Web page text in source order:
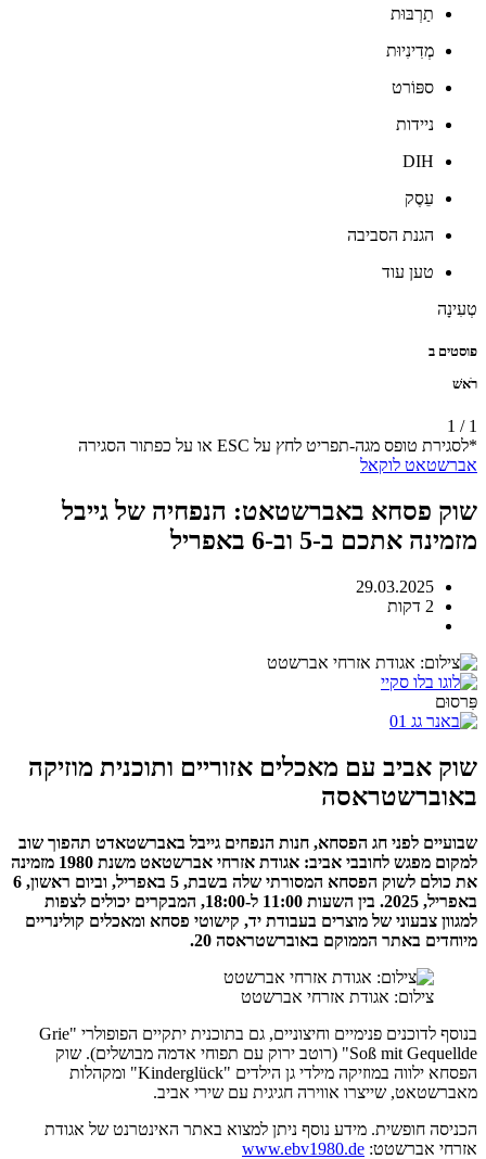
תַרְבּוּת
מְדִינִיוּת
ספּוֹרט
ניידות
DIH
עֵסֶק
הגנת הסביבה
טען עוד
טְעִינָה
פוסטים ב
רֹאשׁ
1
/
1
*לסגירת טופס מגה-תפריט לחץ על ESC או על כפתור הסגירה
אברשטאט לוקאל
שוק פסחא באברשטאט: הנפחיה של גייבל
מזמינה אתכם ב-5 וב-6 באפריל
29.03.2025
2 דקות
פִּרסוּם
שוק אביב עם מאכלים אזוריים ותוכנית מוזיקה
באוברשטראסה
שבועיים לפני חג הפסחא, חנות הנפחים גייבל באברשטאדט תהפוך שוב
למקום מפגש לחובבי אביב: אגודת אזרחי אברשטאט משנת 1980 מזמינה
את כולם לשוק הפסחא המסורתי שלה בשבת, 5 באפריל, וביום ראשון, 6
באפריל, 2025. בין השעות 11:00 ל-18:00, המבקרים יכולים לצפות
למגוון צבעוני של מוצרים בעבודת יד, קישוטי פסחא ומאכלים קולינריים
מיוחדים באתר הממוקם באוברשטראסה 20.
צילום: אגודת אזרחי אברשטט
בנוסף לדוכנים פנימיים וחיצוניים, גם בתוכנית יתקיים הפופולרי "Grie
Soß mit Gequellde" (רוטב ירוק עם תפוחי אדמה מבושלים). שוק
הפסחא ילווה במוזיקה מילדי גן הילדים "Kinderglück" ומקהלות
מאברשטאט, שייצרו אווירה חגיגית עם שירי אביב.
הכניסה חופשית. מידע נוסף ניתן למצוא באתר האינטרנט של אגודת
אזרחי אברשטט: www.ebv1980.de